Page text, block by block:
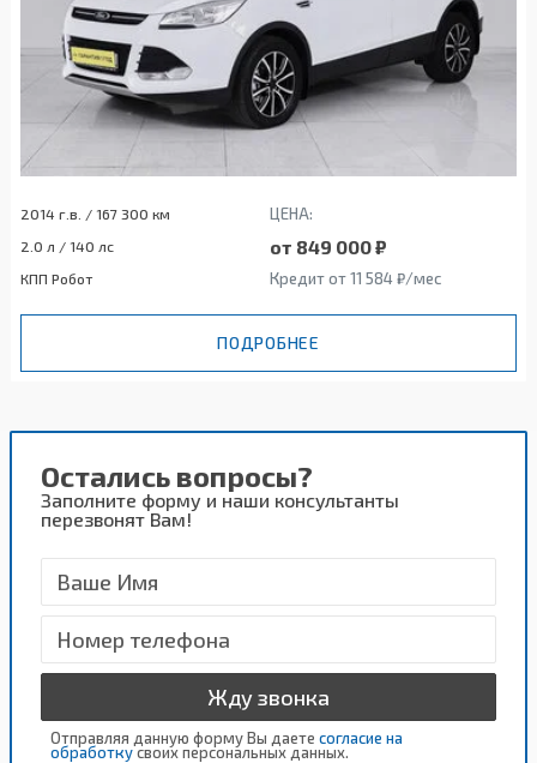
2014 г.в. / 167 300 км ЦЕНА:
2.0 л / 140 лс от 849 000 ₽
КПП Робот Кредит от 11 584 ₽/мес
ПОДРОБНЕЕ
Остались вопросы?
Заполните форму и наши консультанты
перезвонят Вам!
Жду звонка
Отправляя данную форму Вы даете согласие на
обработкусвоих персональных данных.